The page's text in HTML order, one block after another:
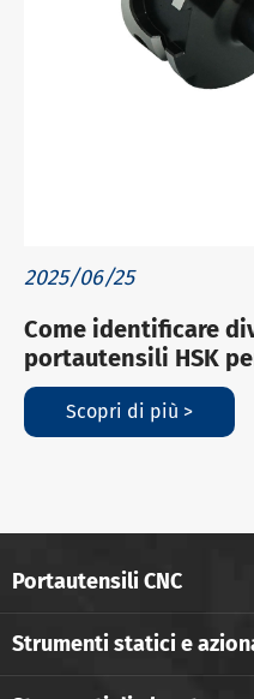
2025/06/25
Come identificare
portautensili HSK
Scopri di più >
Portautensili CNC
Strumenti statici e